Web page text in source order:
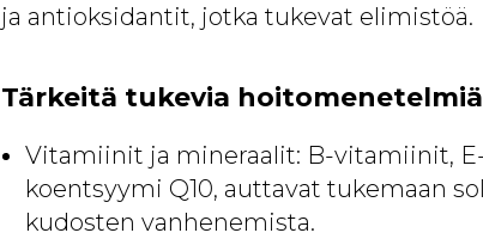
ja antioksidantit, jotka tukevat elimistöä.
Tärkeitä tukevia
Vitamiinit ja mineraalit: B-vitamiinit,
koentsyymi Q10, auttavat tukemaan
kudosten vanhenemista.